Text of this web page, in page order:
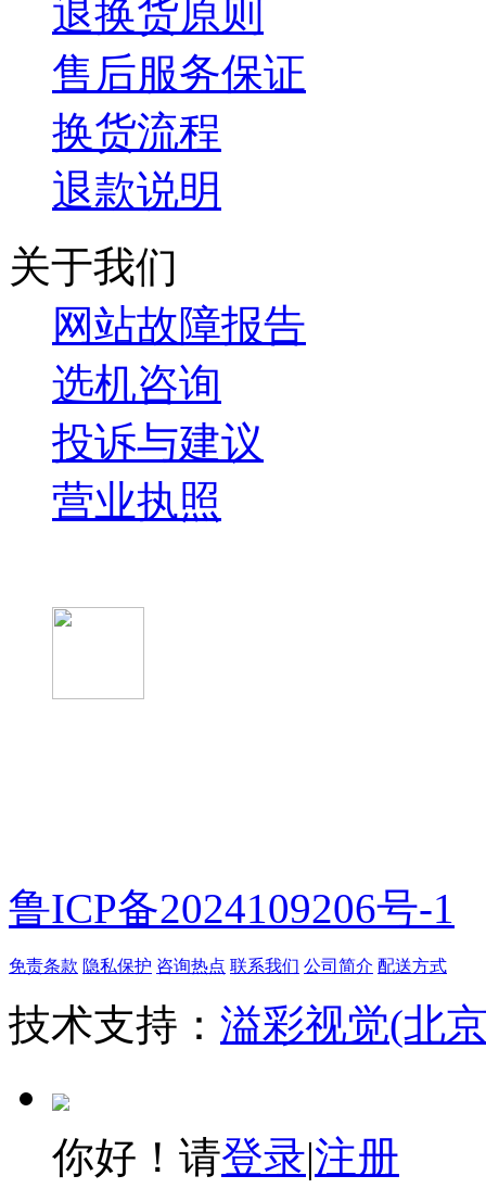
退换货原则
售后服务保证
换货流程
退款说明
关于我们
网站故障报告
选机咨询
投诉与建议
营业执照
鲁ICP备2024109206号-1
免责条款 隐私保护 咨询热点 联系我们 公司简介 配送方式
技术支持： 溢彩视觉(北
你好！请登录|注册